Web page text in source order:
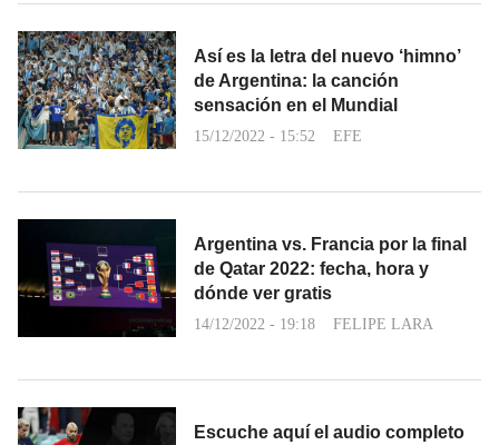
Así es la letra del nuevo ‘himno’
de Argentina: la canción
sensación en el Mundial
15/12/2022 - 15:52 EFE
Argentina vs. Francia por la final
de Qatar 2022: fecha, hora y
dónde ver gratis
14/12/2022 - 19:18 FELIPE LARA
Escuche aquí el audio completo